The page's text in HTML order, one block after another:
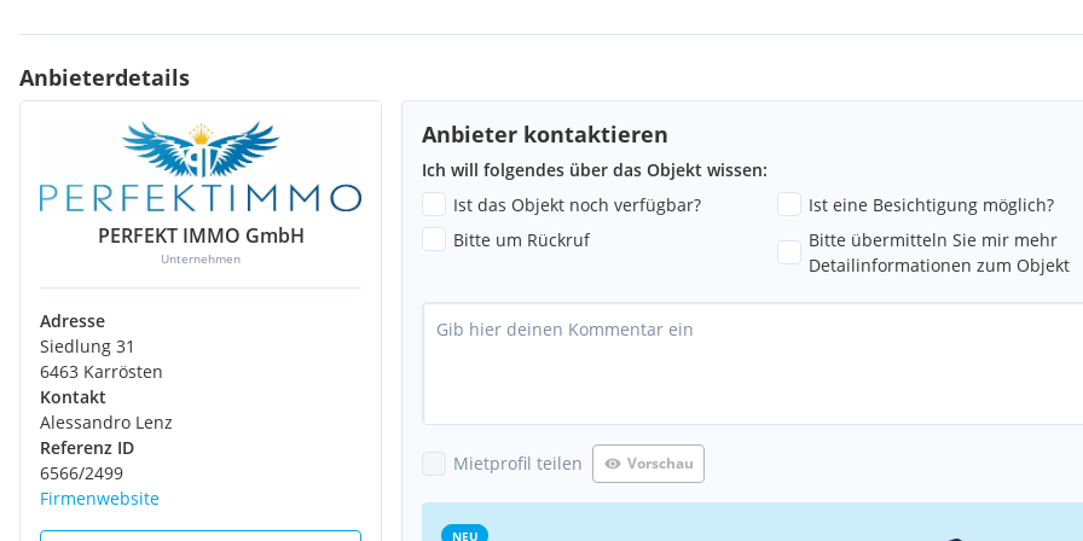
Energieausweis: in Arbeit
Widmung: Bau-Mischgebiet
Mietwohnungen:
Ausstattung: cremeweiße Einbauküchen, Badezimmereinrichtung
Fenster: 3-fach verglast, mit Sonnenschutz
Böden: Parkett und Fliesen
Büroflächen:
Ausstattung: cremeweiße Einbauküchen, Badezimmereinrichtung
Anbieterdetails
PERFEKT IMMO GmbH
Unternehmen
Adresse
Siedlung 31
6463 Karrösten
Kontakt
Alessandro Lenz
Referenz ID
6566/2499
Firmenwebsite
Anbieter kontaktieren
Ich will folgendes über das Objekt wissen:
Ist das Objekt noch verfügbar?
Ist eine Besichtigung möglich?
Bitte um Rückruf
Bitte übermitteln Sie mir mehr
Detailinformationen zum Objekt
Mietprofil teilen Vorschau
NEU